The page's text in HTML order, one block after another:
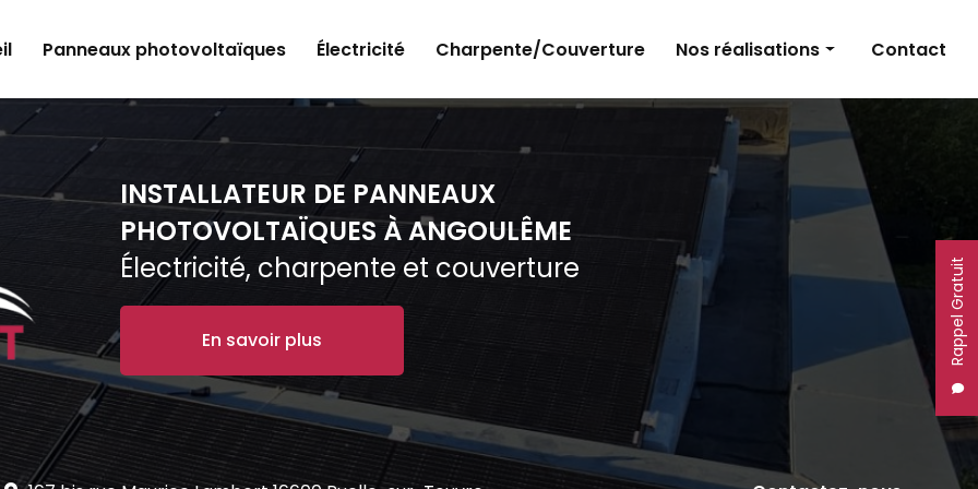
Rappel Gratuit
Panneaux photovoltaïques Électricité Charpente/Couverture Nos réalisations
Panneaux photovoltaïques
Électricité
Charpente et couverture
Contact
INSTALLATEUR DE PANNEAUX
PHOTOVOLTAÏQUES À ANGOULÊME
Électricité, charpente et couverture
En savoir plus